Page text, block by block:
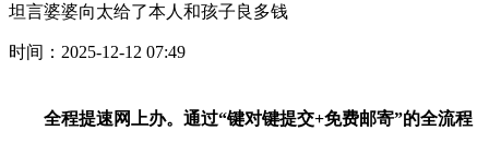
坦言婆婆向太给了本人和孩子良多钱
时间：2025-12-12 07:49
全程提速网上办。通过“键对键提交+免费邮寄”的全流程